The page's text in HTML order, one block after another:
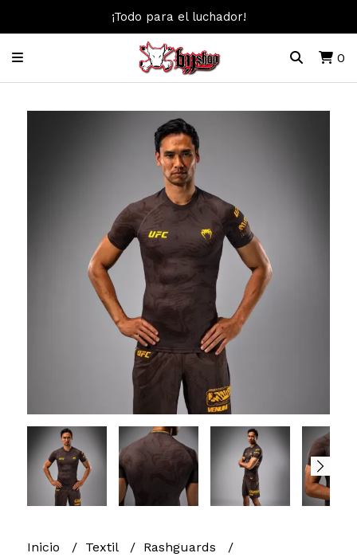
¡Todo para el luchador!
0
Inicio Textil
Rashguards